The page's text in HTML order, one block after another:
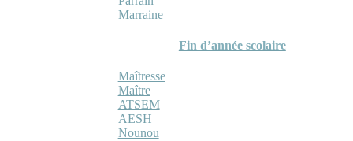
Marraine
Fin d’année scolaire
Maîtresse
Maître
ATSEM
AESH
Nounou